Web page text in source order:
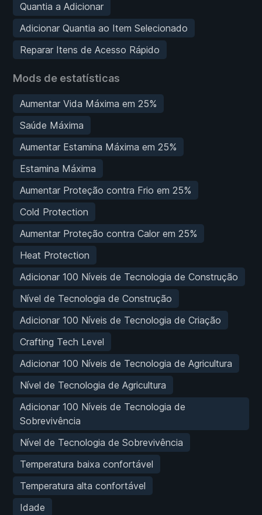
Quantia a Adicionar
Adicionar Quantia ao Item Selecionado
Reparar Itens de Acesso Rápido
Mods de estatísticas
Aumentar Vida Máxima em 25%
Saúde Máxima
Aumentar Estamina Máxima em 25%
Estamina Máxima
Aumentar Proteção contra Frio em 25%
Cold Protection
Aumentar Proteção contra Calor em 25%
Heat Protection
Adicionar 100 Níveis de Tecnologia de Construção
Nível de Tecnologia de Construção
Adicionar 100 Níveis de Tecnologia de Criação
Crafting Tech Level
Adicionar 100 Níveis de Tecnologia de Agricultura
Nível de Tecnologia de Agricultura
Adicionar 100 Níveis de Tecnologia de
Sobrevivência
Nível de Tecnologia de Sobrevivência
Temperatura baixa confortável
Temperatura alta confortável
Idade